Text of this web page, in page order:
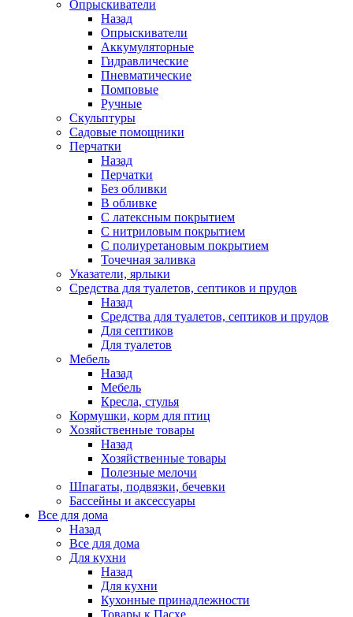
Опрыскиватели
Назад
Опрыскиватели
Аккумуляторные
Гидравлические
Пневматические
Помповые
Ручные
Скульптуры
Садовые помощники
Перчатки
Назад
Перчатки
Без обливки
В обливке
С латексным покрытием
С нитриловым покрытием
С полиуретановым покрытием
Точечная заливка
Указатели, ярлыки
Средства для туалетов, септиков и прудов
Назад
Средства для туалетов, септиков и прудов
Для септиков
Для туалетов
Мебель
Назад
Мебель
Кресла, стулья
Кормушки, корм для птиц
Хозяйственные товары
Назад
Хозяйственные товары
Полезные мелочи
Шпагаты, подвязки, бечевки
Бассейны и аксессуары
Все для дома
Назад
Все для дома
Для кухни
Назад
Для кухни
Кухонные принадлежности
Товары к Пасхе